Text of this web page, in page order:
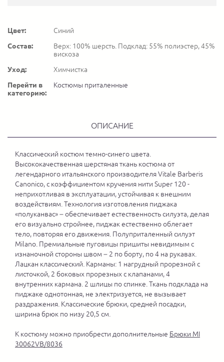
Цвет:
Синий
Состав:
Верх: 100% шерсть. Подклад: 55% полиэстер, 45%
вискоза
Уход:
Химчистка
Перейти в
категорию:
Костюмы приталенные
ОПИСАНИЕ
Классический костюм темно-синего цвета.
Высококачественная шерстяная ткань костюма от
легендарного итальянского производителя Vitale Barberis
Canonico, с коэффициентом кручения нити Super 120 -
неприхотливая в эксплуатации, устойчивая к внешним
воздействиям. Технология изготовления пиджака
«полуканвас» – обеспечивает естественность силуэта, делая
его визуально стройнее, пиджак естественно облегает
тело, повторяя его движения. Полуприталенный силуэт
Milano. Премиальные пуговицы пришиты невидимым с
изнаночной стороны швом – 2 по борту, по 4 на рукавах.
Лацкан классический. Карманы: 1 нагрудный прорезной с
листочкой, 2 боковых прорезных с клапанами, 4
внутренних кармана. 2 шлицы по спинке. Ткань подклада на
пиджаке однотонная, не электризуется, не вызывает
раздражения. Классические брюки, средней посадки,
ширина брюк по низу 20,5 см.
К костюму можно приобрести дополнительные Брюки MI
30062VB/8036